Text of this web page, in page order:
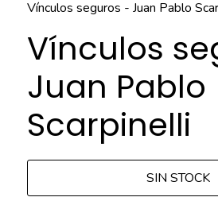
Vínculos seguros - Juan Pablo
Vínculos
Juan Pablo
Scarpinelli
SIN STOCK